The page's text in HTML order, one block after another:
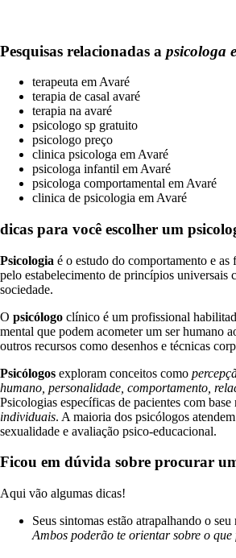
Pesquisas relacionadas a psicologa
terapeuta em Avaré
terapia de casal avaré
terapia na avaré
psicologo sp gratuito
psicologo preço
clinica psicologa em Avaré
psicologa infantil em Avaré
psicologa comportamental em Avaré
clinica de psicologia em Avaré
dicas para você escolher um
Psicologia é o estudo do comportamento e
pelo estabelecimento de princípios universais
sociedade.
O psicólogo clínico é um profissional
mental que podem acometer um ser humano
outros recursos como desenhos e técnicas
Psicólogos exploram conceitos como
humano, personalidade, comportamento,
Psicologias específicas de pacientes com
individuais. A maioria dos psicólogos
sexualidade e avaliação psico-educacional.
Ficou em dúvida sobre procurar
Aqui vão algumas dicas!
Seus sintomas estão atrapalhando o
Ambos poderão te orientar sobre o que